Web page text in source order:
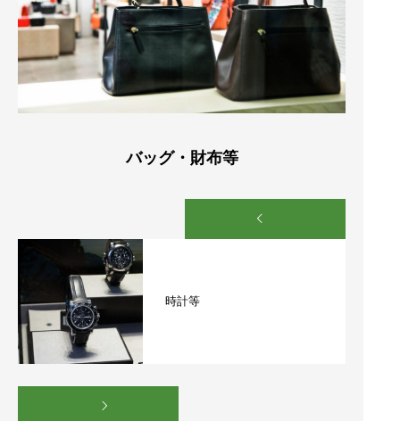
バッグ・財布等
時計等